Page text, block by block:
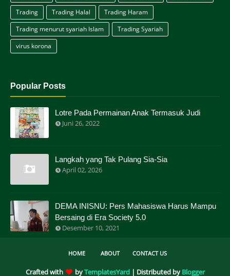
Trading
Trading Halal
Trading Haram
Trading menurut syariah Islam
Trading Syariah
virus korona
Popular Posts
Lotre Pada Permainan Anak Termasuk Judi
Juni 26, 2022
Langkah yang Tak Pulang Sia-Sia
April 02, 2026
DEMA INISNU: Pers Mahasiswa Harus Mampu
Bersaing di Era Society 5.0
Desember 10, 2021
HOME ABOUT CONTACT US
Crafted with byTemplatesYard| Distributed by Blogger